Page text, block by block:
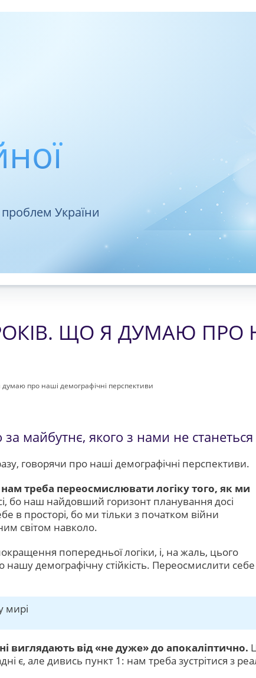
України
ЩО Я ДУМАЮ ПРО
про наші демографічні перспективи
майбутнє, якого з нами не станеться
говорячи про наші демографічні перспективи.
нам треба переосмислювати логіку того, як ми
бо наш найдовший горизонт планування досі
в просторі, бо ми тільки з початком війни
світом навколо.
попередньої логіки, і, на жаль, цього
демографічну стійкість. Переосмислити
мирі
виглядають від «не дуже» до апокаліптично.
є, але дивись пункт 1: нам треба зустрітися з